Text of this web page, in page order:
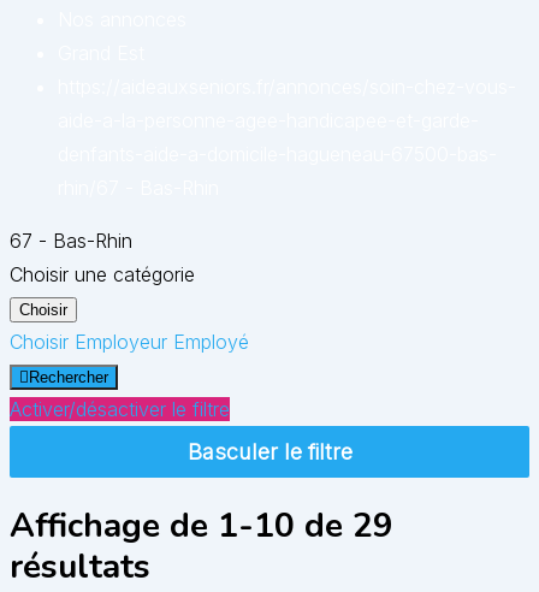
67 - Bas-Rhin
Choisir une catégorie
Choisir
Choisir Employeur Employé
Rechercher
Activer/désactiver le filtre
Basculer le filtre
Affichage de 1-10 de 29
résultats